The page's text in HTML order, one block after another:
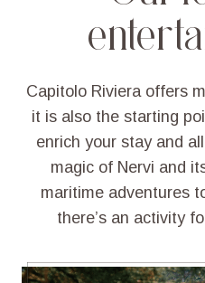
Capitolo Riviera offers
it is also the starting
enrich your stay and
magic of Nervi and
maritime adventures
there’s an activity